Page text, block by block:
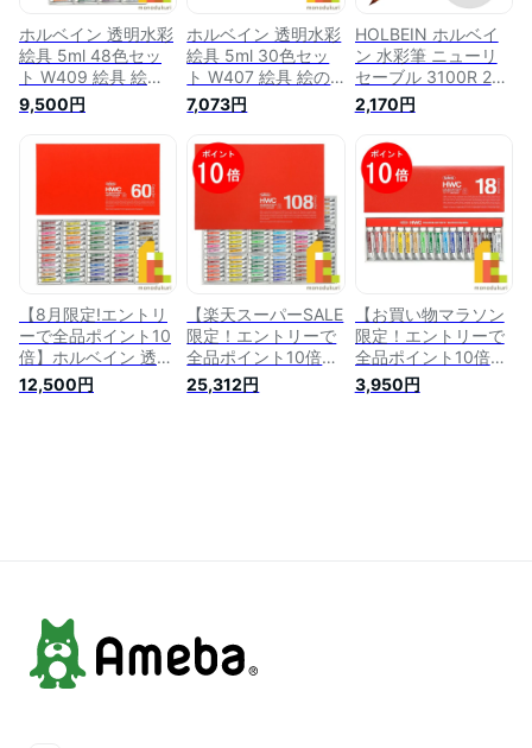
ホルベイン 透明水彩
絵具 5ml 48色セッ
ト W409 絵具 絵の
具 えのぐ 水彩絵の
具 絵具セット 絵の
具セット えのぐセッ
holbein 48色 プレゼ
ント ギフト 新入学
お祝い 画材
9,500円
ホルベイン 透明水彩
絵具 5ml 30色セッ
ト W407 絵具 絵の
具 えのぐ 水彩絵の
具 絵具セット 絵の
具セット えのぐセッ
ト 透明水彩 水彩
holbein 30色 プレゼ
ント ギフト 新入学
お祝い 画材
7,073円
HOLBEIN ホルベイ
ン 水彩筆 ニューリ
セーブル 3100R 20
号 画材 水彩 筆 絵筆
絵具 水彩絵の具 透
明水彩 日用品 送料
無料
2,170円
【8月限定!エントリ
ーで全品ポイント10
倍】ホルベイン 透明
水彩絵具 5ml 60色
セット W411 絵具 絵
12,500円
【楽天スーパーSALE
限定！エントリーで
全品ポイント10倍】
ホルベイン 透明水彩
絵具 5ml 108色セッ
25,312円
【お買い物マラソン
限定！エントリーで
全品ポイント10倍】
ホルベイン 透明水彩
絵具 5ml 18色セット
3,950円